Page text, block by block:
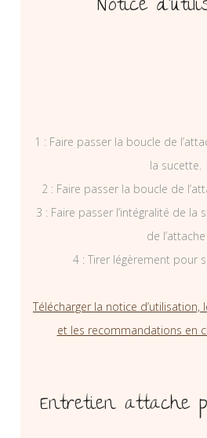
1 : Faire passer la boucle de
la sucette.
2 : Faire passer la boucle de
3 : Faire passer l’intégralité de la
de l’attache
4 : Tirer légèrement pour
Télécharger la notice d’utilisation,
et les recommandations en
Entretien attache